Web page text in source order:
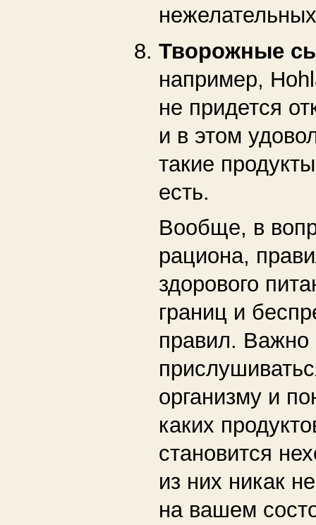
Творожные
например,
не придется
и в этом
такие
есть.
Вообще, в
рациона,
здорового
границ и
правил. Важно
организму и
каких
становится
из них никак
на вашем